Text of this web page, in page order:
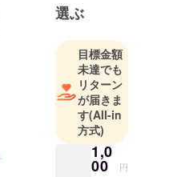
選ぶ
目標金額
未達でも
リターン
が届きま
す(All-in
方式)
1,0
00 円